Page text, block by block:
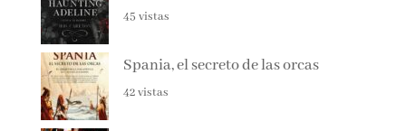
45 vistas
Spania, el secreto de las orcas
42 vistas